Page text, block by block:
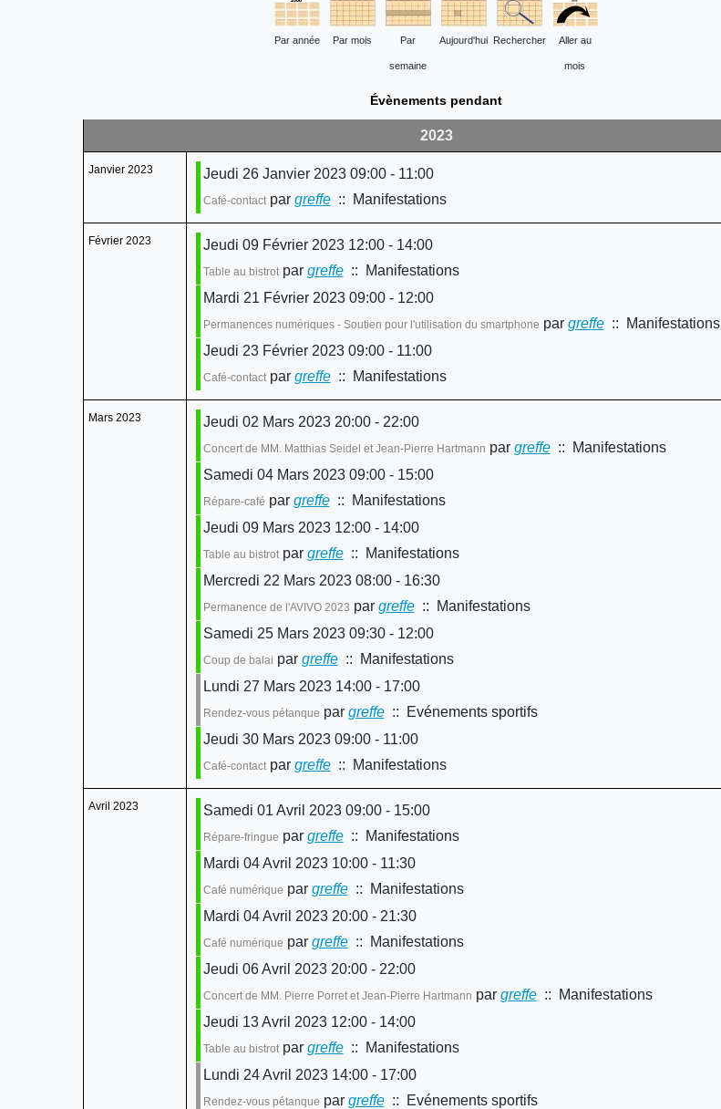
Par année Par mois Par
semaine
Aujourd'hui Rechercher Aller au
mois
Évènements pendant
2023
Janvier 2023 Jeudi 26 Janvier 2023 09:00 - 11:00
Café-contactpar greffe:: Manifestations
Février 2023 Jeudi 09 Février 2023 12:00 - 14:00
Table au bistrotpar greffe:: Manifestations
Mardi 21 Février 2023 09:00 - 12:00
Permanences numériques - Soutien pour l'utilisation du smartphone par greffe:: Manifestations
Jeudi 23 Février 2023 09:00 - 11:00
Café-contactpar greffe:: Manifestations
Mars 2023 Jeudi 02 Mars 2023 20:00 - 22:00
Concert de MM. Matthias Seidel et Jean-Pierre Hartmann par greffe:: Manifestations
Samedi 04 Mars 2023 09:00 - 15:00
Répare-café par greffe:: Manifestations
Jeudi 09 Mars 2023 12:00 - 14:00
Table au bistrotpar greffe:: Manifestations
Mercredi 22 Mars 2023 08:00 - 16:30
Permanence de l'AVIVO 2023 par greffe:: Manifestations
Samedi 25 Mars 2023 09:30 - 12:00
Coup de balai par greffe:: Manifestations
Lundi 27 Mars 2023 14:00 - 17:00
Rendez-vous pétanque par greffe:: Evénements sportifs
Jeudi 30 Mars 2023 09:00 - 11:00
Café-contactpar greffe:: Manifestations
Avril 2023 Samedi 01 Avril 2023 09:00 - 15:00
Répare-fringue par greffe:: Manifestations
Mardi 04 Avril 2023 10:00 - 11:30
Café numérique par greffe:: Manifestations
Mardi 04 Avril 2023 20:00 - 21:30
Café numérique par greffe:: Manifestations
Jeudi 06 Avril 2023 20:00 - 22:00
Concert de MM. Pierre Porret et Jean-Pierre Hartmann par greffe:: Manifestations
Jeudi 13 Avril 2023 12:00 - 14:00
Table au bistrotpar greffe:: Manifestations
Lundi 24 Avril 2023 14:00 - 17:00
Rendez-vous pétanque par greffe:: Evénements sportifs